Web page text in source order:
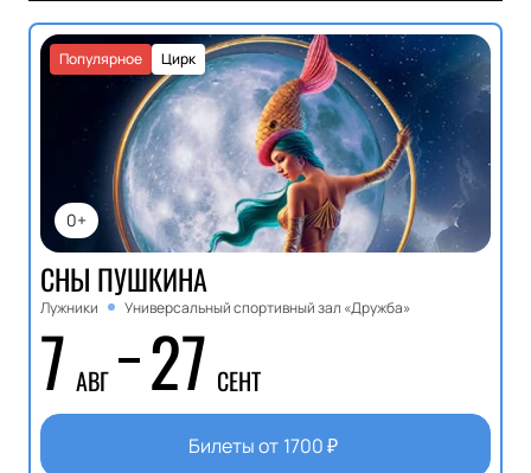
0+
Цирк
Популярное
СНЫ ПУШКИНА
Лужники Универсальный спортивный зал «Дружба»
7 АВГ 27 СЕНТ
Билеты от 1700₽